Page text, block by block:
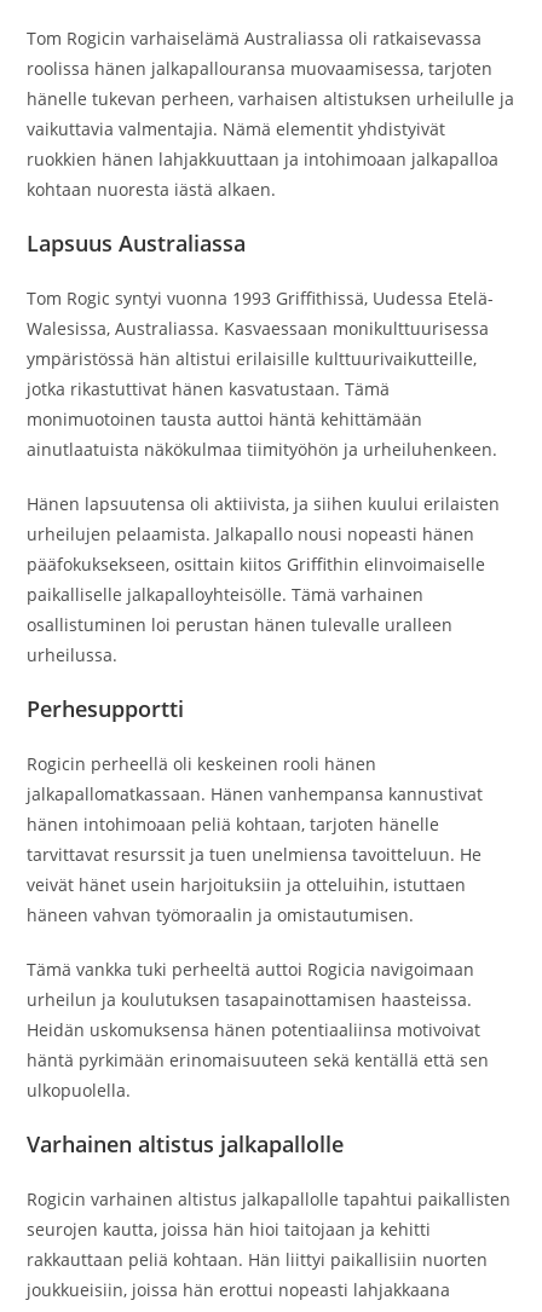
Tom Rogicin varhaiselämä Australiassa oli ratkaisevassa
roolissa hänen jalkapallouransa muovaamisessa, tarjoten
hänelle tukevan perheen, varhaisen altistuksen urheilulle ja
vaikuttavia valmentajia. Nämä elementit yhdistyivät
ruokkien hänen lahjakkuuttaan ja intohimoaan jalkapalloa
kohtaan nuoresta iästä alkaen.
Lapsuus Australiassa
Tom Rogic syntyi vuonna 1993 Griffithissä, Uudessa Etelä-
Walesissa, Australiassa. Kasvaessaan monikulttuurisessa
ympäristössä hän altistui erilaisille kulttuurivaikutteille,
jotka rikastuttivat hänen kasvatustaan. Tämä
monimuotoinen tausta auttoi häntä kehittämään
ainutlaatuista näkökulmaa tiimityöhön ja urheiluhenkeen.
Hänen lapsuutensa oli aktiivista, ja siihen kuului erilaisten
urheilujen pelaamista. Jalkapallo nousi nopeasti hänen
pääfokuksekseen, osittain kiitos Griffithin elinvoimaiselle
paikalliselle jalkapalloyhteisölle. Tämä varhainen
osallistuminen loi perustan hänen tulevalle uralleen
urheilussa.
Perhesupportti
Rogicin perheellä oli keskeinen rooli hänen
jalkapallomatkassaan. Hänen vanhempansa kannustivat
hänen intohimoaan peliä kohtaan, tarjoten hänelle
tarvittavat resurssit ja tuen unelmiensa tavoitteluun. He
veivät hänet usein harjoituksiin ja otteluihin, istuttaen
häneen vahvan työmoraalin ja omistautumisen.
Tämä vankka tuki perheeltä auttoi Rogicia navigoimaan
urheilun ja koulutuksen tasapainottamisen haasteissa.
Heidän uskomuksensa hänen potentiaaliinsa motivoivat
häntä pyrkimään erinomaisuuteen sekä kentällä että sen
ulkopuolella.
Varhainen altistus jalkapallolle
Rogicin varhainen altistus jalkapallolle tapahtui paikallisten
seurojen kautta, joissa hän hioi taitojaan ja kehitti
rakkauttaan peliä kohtaan. Hän liittyi paikallisiin nuorten
joukkueisiin, joissa hän erottui nopeasti lahjakkaana